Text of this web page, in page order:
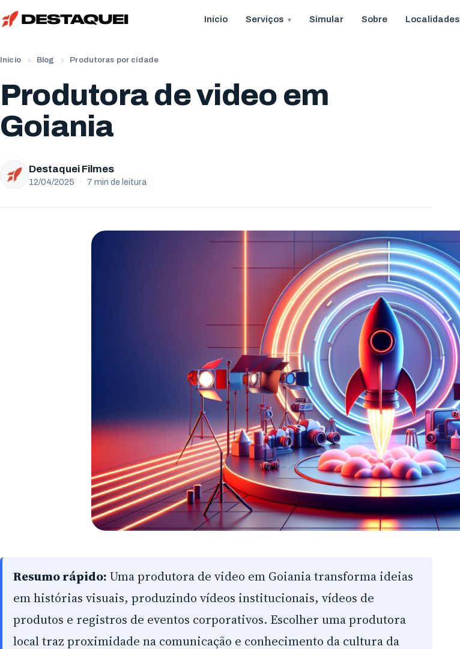
Início Serviços Simular Sobre Localidades
Início Blog Produtoras por cidade
Produtora de video em
Goiania
Destaquei Filmes
12/04/2025 · 7 min de leitura
Resumo rápido: Uma produtora de video em Goiania transforma ideias
em histórias visuais, produzindo vídeos institucionais, vídeos de
produtos e registros de eventos corporativos. Escolher uma produtora
local traz proximidade na comunicação e conhecimento da cultura da